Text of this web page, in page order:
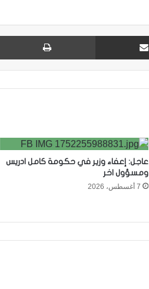
مشاركة عبر البريد
عاجل: إعفاء وزير في حكومة كامل ادريس
ومسؤول اخر
7 أغسطس، 2026